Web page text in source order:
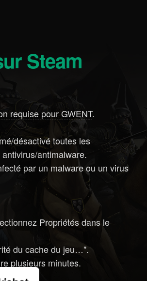
Steam
requise pour GWENT.
désactivé toutes les
antimalware.
par un malware ou un virus
Propriétés dans le
du cache du jeu…".
plusieurs minutes.